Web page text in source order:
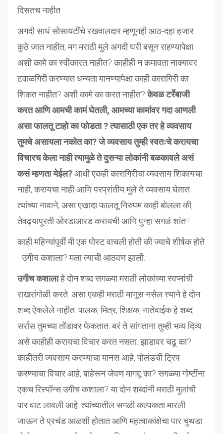
दिसतच नाहीत.
अगदी साधं सोसायटींचे रखवालदार म्हणूनही आठ-दहा हजार
कुठे जात नाहीत, मग मराठी मुले अगदी घरी बसून राहण्यापेक्षा
अशी कामे का स्वीकारत नाहीत? काहीही न कमावता नाक्यावर
टवाळगिरी करण्यात धन्यता मानण्यापेक्षा काही कारागिरी का
शिकत नाहीत? अशी कामे का करत नाहीत?केवळ टर्रेबाजी
करत आणि आमची कामं घेतली, आमच्या कामांवर गदा आणली
असा फालतू टाहो का फोडता ? त्यासाठी एक तर हे व्यवसाय
तुमचे असायला नकोत का? जे व्यवसाय तुम्ही स्वतःचे करायचा
विचारच केला नाही त्यामुळे ते दुसऱ्या लोकांनी बळकावले असं
कसं म्हणता येईल?आधी एकही कारागिरीचा व्यवसाय शिकायचा
नाही, करायचा नाही आणि परप्रांतीय मुले ते व्यवसाय घेतात
त्यांच्या नावाने, असा एखादा फालतू निरुपम काही बोलला की,
तेवढ्यापुरती ओरडाआरड करायची आणि पुन्हा सगळं शांत!!
काही महिन्यांपूर्वी मी एक पोस्ट वाचली होती की ज्याचे शीर्षक होते
- उगीच कशाला? मला त्याची आठवण झाली.
उगीच कशालाहे दोन शब्द सगळ्या मराठी लोकांच्या स्वप्नांची
राखरांगोळी करते. असा एकही मराठी माणूस नसेल त्त्याने हे दोन
शब्द ऐकलेले नाहीत. पालक, मित्र, शिक्षक, नातेवाईक हे शब्द
सर्रास तुमच्या तोंडावर फेकतात. बरं ते सांगताना तुम्ही भव्य दिव्य
असे काहीही करायचा विचार करत नसता. झाडावर चढू का?
काहीतरी व्यवसाय करण्याचा मानस आहे, पोलंडची ट्रिप
करण्याचा विचार आहे, बाहेरून जेवण मागवू का? सगळ्या गोष्टींना
एकच रिस्पॉन्स उगीच कशाला? या दोन शब्दांनी मराठी मुलांची
पार वाट लावली आहे. त्यांच्यातील सगळी कल्पकता मारली
जाऊन ते प्रचंड आळशी होतात आणि महत्वाकांक्षेचा पार चुथडा